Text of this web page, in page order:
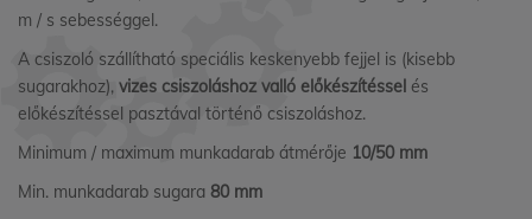
m / s sebességgel.
A csiszoló szállítható speciális keskenyebb fejjel is (kisebb
sugarakhoz), vizes csiszoláshoz valló előkészítéssel és
előkészítéssel pasztával történő csiszoláshoz.
Minimum / maximum munkadarab átmérője 10/50 mm
Min. munkadarab sugara 80 mm